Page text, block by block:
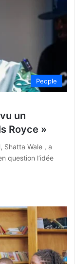
People
un
Royce »
Shatta Wale , a
question l’idée